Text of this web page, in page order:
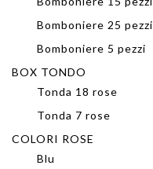
Bomboniere 25 pezzi
Bomboniere 5 pezzi
BOX TONDO
Tonda 18 rose
Tonda 7 rose
COLORI ROSE
Blu